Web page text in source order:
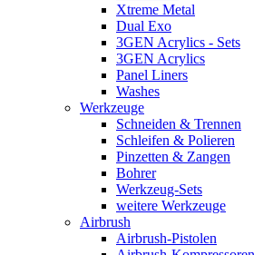
Xtreme Metal
Dual Exo
3GEN Acrylics - Sets
3GEN Acrylics
Panel Liners
Washes
Werkzeuge
Schneiden & Trennen
Schleifen & Polieren
Pinzetten & Zangen
Bohrer
Werkzeug-Sets
weitere Werkzeuge
Airbrush
Airbrush-Pistolen